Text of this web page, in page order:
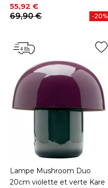
Prix
55,92 €
Prix de base
69,90 €
-20%
Lampe Mushroom Duo
20cm violette et verte Kare